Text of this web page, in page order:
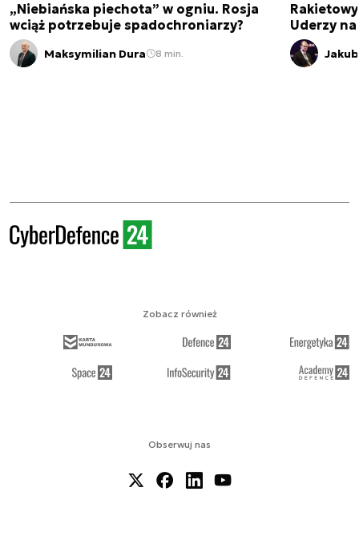
„Niebiańska piechota” w ogniu. Rosja
wciąż potrzebuje spadochroniarzy?
Maksymilian Dura 8 min.
Uderzy
Obserwuj nas
Zobacz również